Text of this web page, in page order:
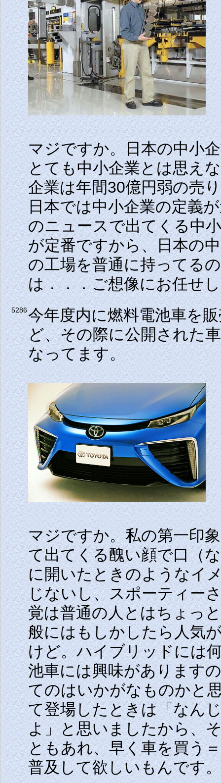
マジですか。日本の中小
とても中小企業とは思え
企業は年間30億円弱の売
日本では中小企業の定義
のニュースで出てくる中
が定番ですから、日本の
の工場を普通に持ってる
は．．．ご想像にお任せ
5286今年度内に燃料電池車を
ど、その際に公開された
なってます。
マジですか。私の第一印
て出てくる醜い顔で口（
に開いたときのようなイ
じないし、スポーティー
覚は普通の人とはちょっ
般にはもしかしたら人気
けど。ハイブリッドには
池車には興味があります
てのはいかがなものかと
て登場したときは「なん
よ」と思いましたから、
ともあれ、早く車を買う
普及して欲しいもんです。